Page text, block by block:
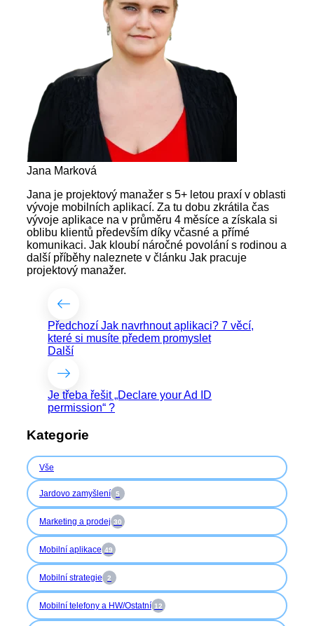
Jana Marková
Jana je projektový manažer s 5+ letou praxí v oblasti
vývoje mobilních aplikací. Za tu dobu zkrátila čas
vývoje aplikace na v průměru 4 měsíce a získala si
oblibu klientů především díky včasné a přímé
komunikaci. Jak kloubí náročné povolání s rodinou a
další příběhy naleznete v článku Jak pracuje
projektový manažer.
Předchozí Jak navrhnout aplikaci? 7 věcí,
které si musíte předem promyslet
Další
Je třeba řešit „Declare your Ad ID
permission“ ?
Kategorie
Vše
Jardovo zamyšlení 5
Marketing a prodej 30
Mobilní aplikace 49
Mobilní strategie 2
Mobilní telefony a HW/Ostatní 12